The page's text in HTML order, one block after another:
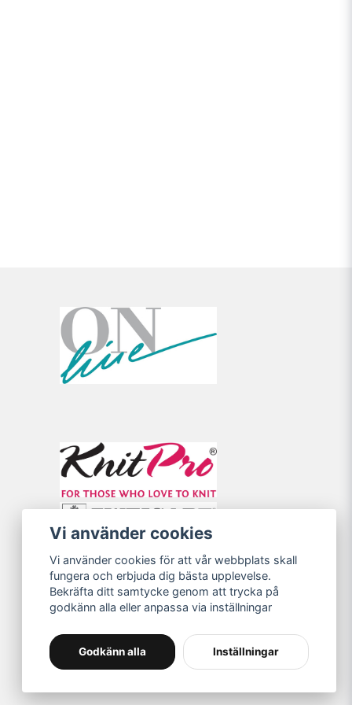
Vi använder cookies
Vi använder cookies för att vår webbplats skall
fungera och erbjuda dig bästa upplevelse.
Bekräfta ditt samtycke genom att trycka på
godkänn alla eller anpassa via inställningar
Godkänn alla Inställningar